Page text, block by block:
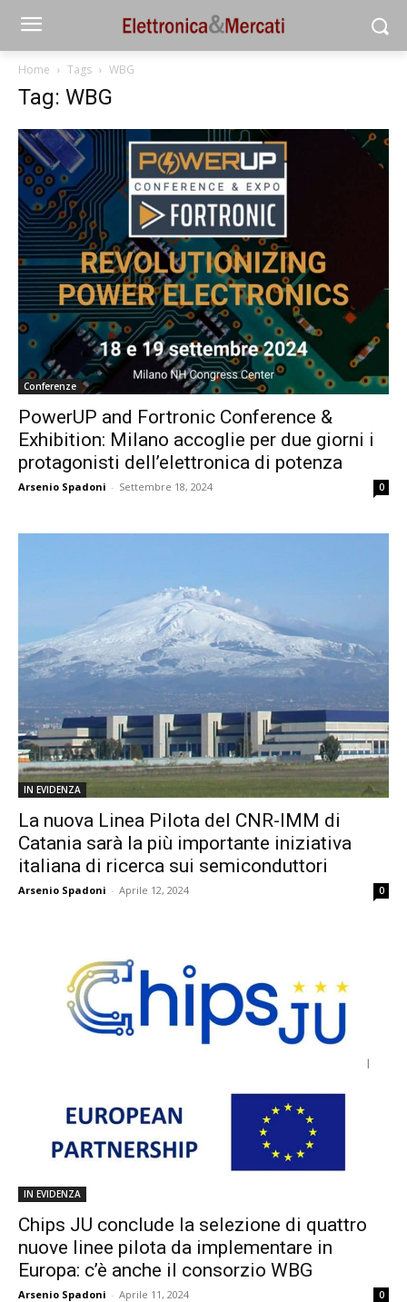
Home Tags WBG
Tag: WBG
Conferenze
PowerUP and Fortronic Conference &
Exhibition: Milano accoglie per due giorni i
protagonisti dell’elettronica di potenza
Arsenio Spadoni - Settembre 18, 2024 0
IN EVIDENZA
La nuova Linea Pilota del CNR-IMM di
Catania sarà la più importante iniziativa
italiana di ricerca sui semiconduttori
Arsenio Spadoni - Aprile 12, 2024 0
IN EVIDENZA
Chips JU conclude la selezione di quattro
nuove linee pilota da implementare in
Europa: c’è anche il consorzio WBG
Arsenio Spadoni - Aprile 11, 2024 0